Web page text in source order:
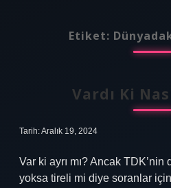
Etiket:
Vardı Ki
Tarih: Aralık 19, 2024
Var ki ayrı mı? Ancak TDK’nin
yoksa tireli mi diye soranlar